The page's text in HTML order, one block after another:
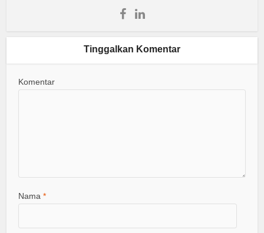
Tinggalkan Komentar
Komentar
Nama*